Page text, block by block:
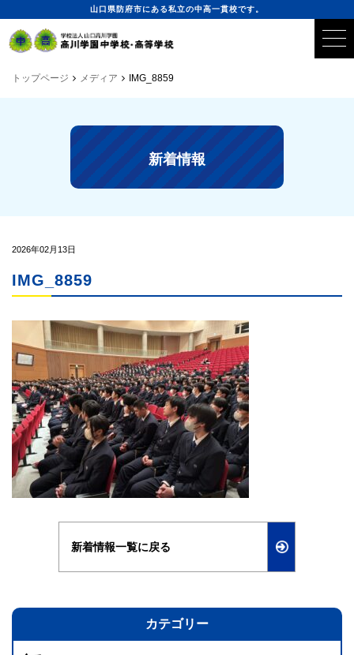
山口県防府市にある私立の中高一貫校です。
トップページ メディア IMG_8859
新着情報
2026年02月13日
IMG_8859
新着情報一覧に戻る
カテゴリー